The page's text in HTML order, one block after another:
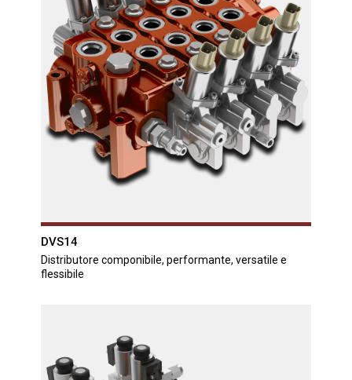
DVS14
Distributore componibile, performante, versatile e
flessibile